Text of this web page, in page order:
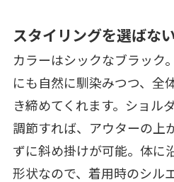
スタイリングを選ばな
カラーはシックなブラック
にも自然に馴染みつつ、全
き締めてくれます。ショル
調節すれば、アウターの上
ずに斜め掛けが可能。体に
形状なので、着用時のシル